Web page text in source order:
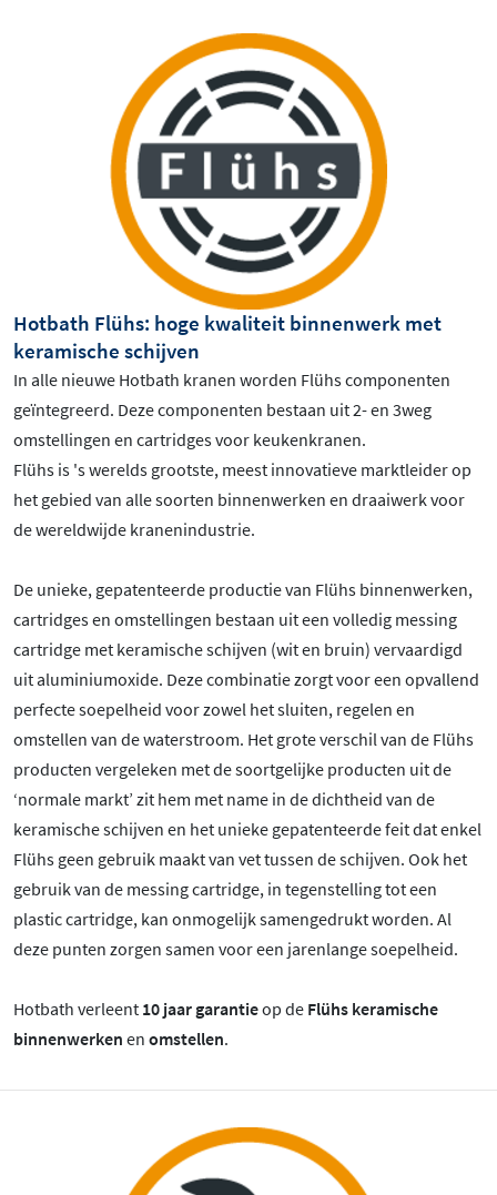
Hotbath Flühs: hoge kwaliteit binnenwerk met
keramische schijven
In alle nieuwe Hotbath kranen worden Flühs componenten
geïntegreerd. Deze componenten bestaan uit 2- en 3weg
omstellingen en cartridges voor keukenkranen.
Flühs is 's werelds grootste, meest innovatieve marktleider op
het gebied van alle soorten binnenwerken en draaiwerk voor
de wereldwijde kranenindustrie.
De unieke, gepatenteerde productie van Flühs binnenwerken,
cartridges en omstellingen bestaan uit een volledig messing
cartridge met keramische schijven (wit en bruin) vervaardigd
uit aluminiumoxide. Deze combinatie zorgt voor een opvallend
perfecte soepelheid voor zowel het sluiten, regelen en
omstellen van de waterstroom. Het grote verschil van de Flühs
producten vergeleken met de soortgelijke producten uit de
‘normale markt’ zit hem met name in de dichtheid van de
keramische schijven en het unieke gepatenteerde feit dat enkel
Flühs geen gebruik maakt van vet tussen de schijven. Ook het
gebruik van de messing cartridge, in tegenstelling tot een
plastic cartridge, kan onmogelijk samengedrukt worden. Al
deze punten zorgen samen voor een jarenlange soepelheid.
Hotbath verleent 10 jaar garantieop de Flühs keramische
binnenwerken en omstellen.